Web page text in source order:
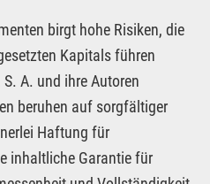
birgt hohe Risiken, die
Kapitals führen
A. und ihre Autoren
beruhen auf sorgfältiger
Haftung für
inhaltliche Garantie für